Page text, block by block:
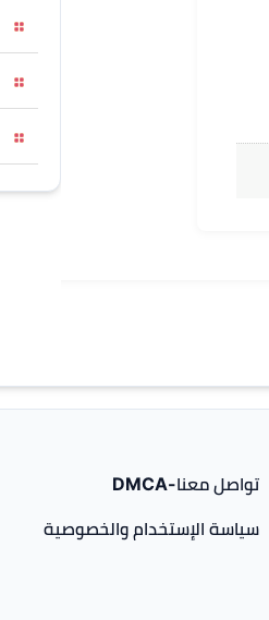
تواصل معنا-DMCA
سياسة الإستخدام والخصوصية